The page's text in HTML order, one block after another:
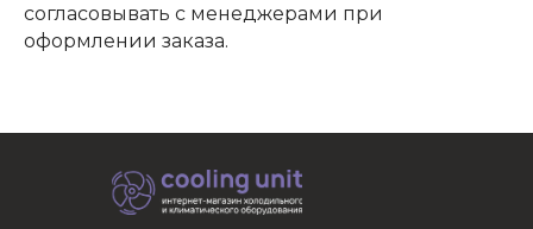
согласовывать с менеджерами при
оформлении заказа.